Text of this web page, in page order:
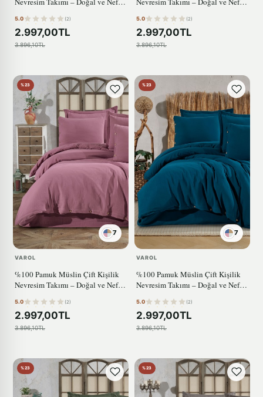
5.0 (2)
2.997,00TL
3.896,10TL
5.0 (2)
2.997,00TL
3.896,10TL
%23
7
VAROL
%100 Pamuk Müslin Çift Kişilik
Nevresim Takımı – Doğal ve Nefes
5.0 (2)
2.997,00TL
3.896,10TL
%23
7
VAROL
%100 Pamuk Müslin Çift Kişilik
Nevresim Takımı – Doğal ve Nefes
5.0 (2)
2.997,00TL
3.896,10TL
%23 %23